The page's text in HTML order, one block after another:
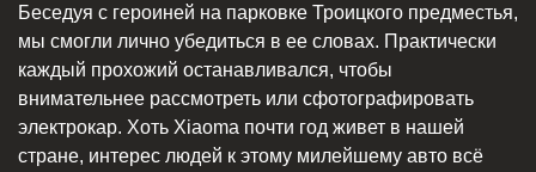
Беседуя с героиней на парковке Троицкого предместья,
мы смогли лично убедиться в ее словах. Практически
каждый прохожий останавливался, чтобы
внимательнее рассмотреть или сфотографировать
электрокар. Хоть Xiaoma почти год живет в нашей
стране, интерес людей к этому милейшему авто всё